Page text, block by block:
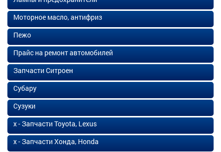
Моторное масло, антифриз
Пежо
Прайс на ремонт автомобилей
Запчасти Ситроен
Субару
Сузуки
х - Запчасти Toyota, Lexus
х - Запчасти Хонда, Honda